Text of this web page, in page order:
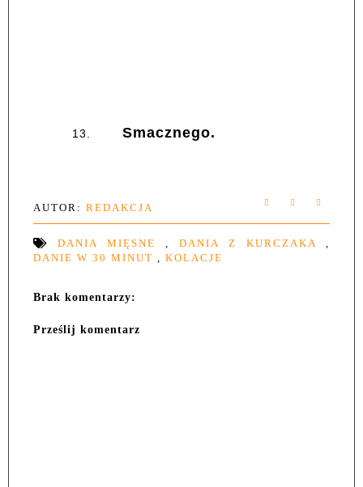
13. Smacznego.
AUTOR: REDAKCJA
DANIA MIĘSNE DANIA Z KURCZAKA
DANIE W 30 MINUT
KOLACJE
Brak komentarzy:
Prześlij komentarz